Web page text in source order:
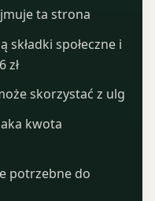
ta strona
składki społeczne i
zł
skorzystać z ulg
kwota
potrzebne do